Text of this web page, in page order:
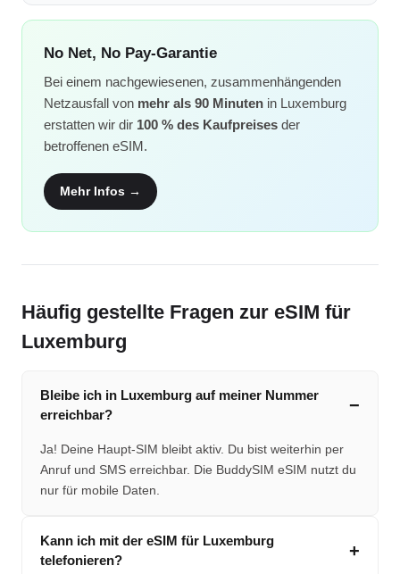
No Net, No Pay-Garantie
Bei einem nachgewiesenen, zusammenhängenden
Netzausfall von mehr als 90 Minuten in Luxemburg
erstatten wir dir 100 % des Kaufpreises der
betroffenen eSIM.
Mehr Infos →
Häufig gestellte Fragen zur eSIM für
Luxemburg
Bleibe ich in Luxemburg auf meiner Nummer
erreichbar?
Ja! Deine Haupt-SIM bleibt aktiv. Du bist weiterhin per
Anruf und SMS erreichbar. Die BuddySIM eSIM nutzt du
nur für mobile Daten.
Kann ich mit der eSIM für Luxemburg
telefonieren?